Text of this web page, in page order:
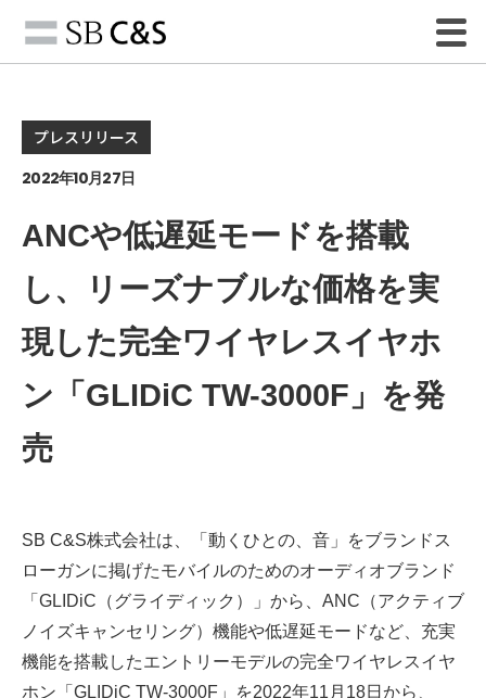
プレスリリース
2022年10月27日
ANCや低遅延モードを搭載
し、リーズナブルな価格を実
現した完全ワイヤレスイヤホ
ン「GLIDiC TW-3000F」を発
売
SB C&S株式会社は、「動くひとの、音」をブランドス
ローガンに掲げたモバイルのためのオーディオブランド
「GLIDiC（グライディック）」から、ANC（アクティブ
ノイズキャンセリング）機能や低遅延モードなど、充実
機能を搭載したエントリーモデルの完全ワイヤレスイヤ
ホン「GLIDiC TW-3000F」を2022年11月18日から、